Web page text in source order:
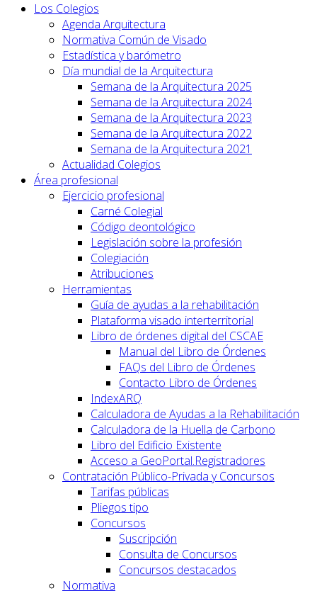
Los Colegios
Agenda Arquitectura
Normativa Común de Visado
Estadística y barómetro
Día mundial de la Arquitectura
Semana de la Arquitectura 2025
Semana de la Arquitectura 2024
Semana de la Arquitectura 2023
Semana de la Arquitectura 2022
Semana de la Arquitectura 2021
Actualidad Colegios
Área profesional
Ejercicio profesional
Carné Colegial
Código deontológico
Legislación sobre la profesión
Colegiación
Atribuciones
Herramientas
Guía de ayudas a la rehabilitación
Plataforma visado interterritorial
Libro de órdenes digital del CSCAE
Manual del Libro de Órdenes
FAQs del Libro de Órdenes
Contacto Libro de Órdenes
IndexARQ
Calculadora de Ayudas a la Rehabilitación
Calculadora de la Huella de Carbono
Libro del Edificio Existente
Acceso a GeoPortal.Registradores
Contratación Público-Privada y Concursos
Tarifas públicas
Pliegos tipo
Concursos
Suscripción
Consulta de Concursos
Concursos destacados
Normativa